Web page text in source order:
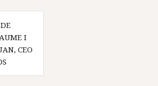
I
CEO